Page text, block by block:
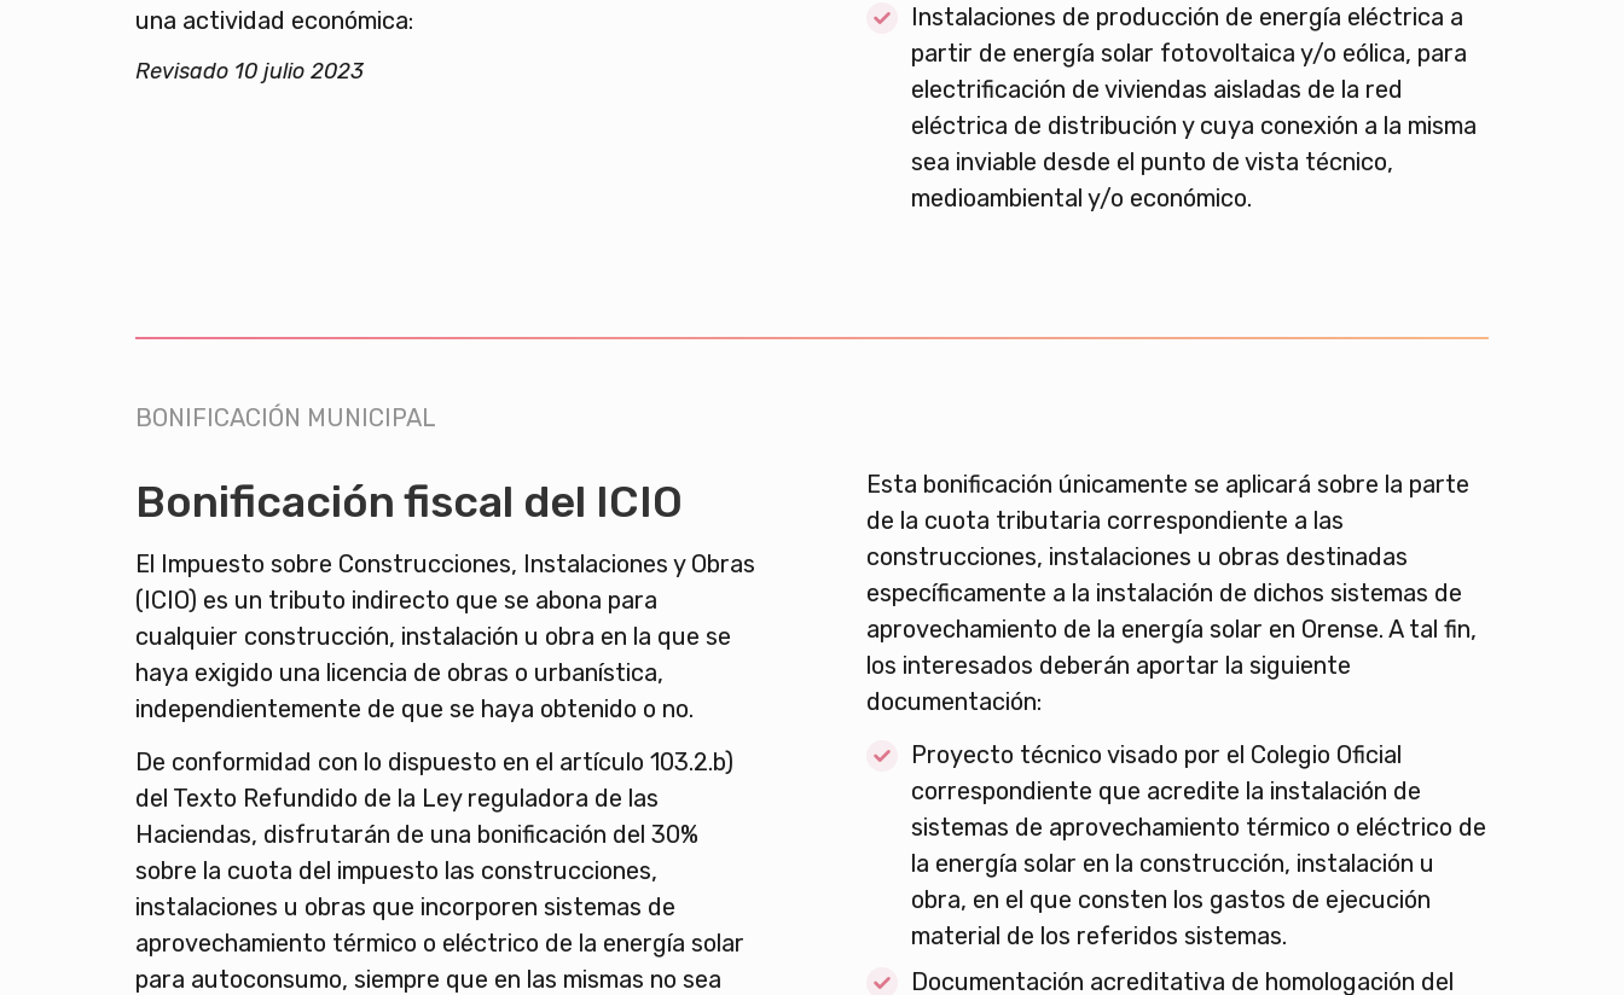
una actividad económica:
Revisado 10 julio 2023
Instalaciones de producción de energía eléctrica a
partir de energía solar fotovoltaica y/o eólica, para
electrificación de viviendas aisladas de la red
eléctrica de distribución y cuya conexión a la misma
sea inviable desde el punto de vista técnico,
medioambiental y/o económico.
BONIFICACIÓN MUNICIPAL
Bonificación fiscal del ICIO
El Impuesto sobre Construcciones, Instalaciones y Obras
(ICIO) es un tributo indirecto que se abona para
cualquier construcción, instalación u obra en la que se
haya exigido una licencia de obras o urbanística,
independientemente de que se haya obtenido o no.
De conformidad con lo dispuesto en el artículo 103.2.b)
del Texto Refundido de la Ley reguladora de las
Haciendas, disfrutarán de una bonificación del 30%
sobre la cuota del impuesto las construcciones,
instalaciones u obras que incorporen sistemas de
aprovechamiento térmico o eléctrico de la energía solar
para autoconsumo, siempre que en las mismas no sea
Esta bonificación únicamente se aplicará sobre la parte
de la cuota tributaria correspondiente a las
construcciones, instalaciones u obras destinadas
específicamente a la instalación de dichos sistemas de
aprovechamiento de la energía solar en Orense. A tal fin,
los interesados deberán aportar la siguiente
documentación:
Proyecto técnico visado por el Colegio Oficial
correspondiente que acredite la instalación de
sistemas de aprovechamiento térmico o eléctrico de
la energía solar en la construcción, instalación u
obra, en el que consten los gastos de ejecución
material de los referidos sistemas.
Documentación acreditativa de homologación del